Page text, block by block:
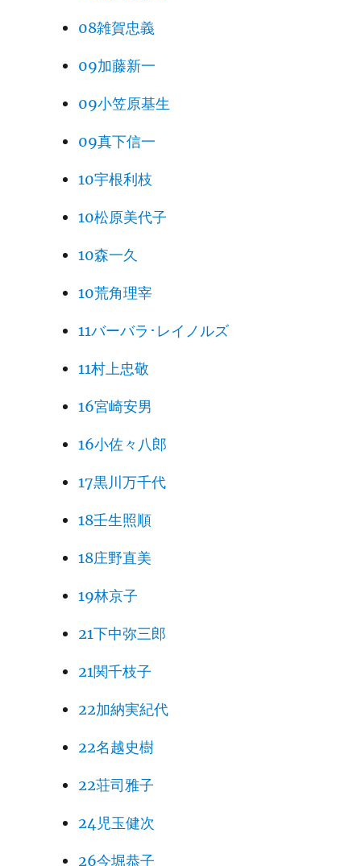
08雑賀忠義
09加藤新一
09小笠原基生
09真下信一
10宇根利枝
10松原美代子
10森一久
10荒角理宰
11バーバラ･レイノルズ
11村上忠敬
16宮崎安男
16小佐々八郎
17黒川万千代
18壬生照順
18庄野直美
19林京子
21下中弥三郎
21関千枝子
22加納実紀代
22名越史樹
22荘司雅子
24児玉健次
26今堀恭子